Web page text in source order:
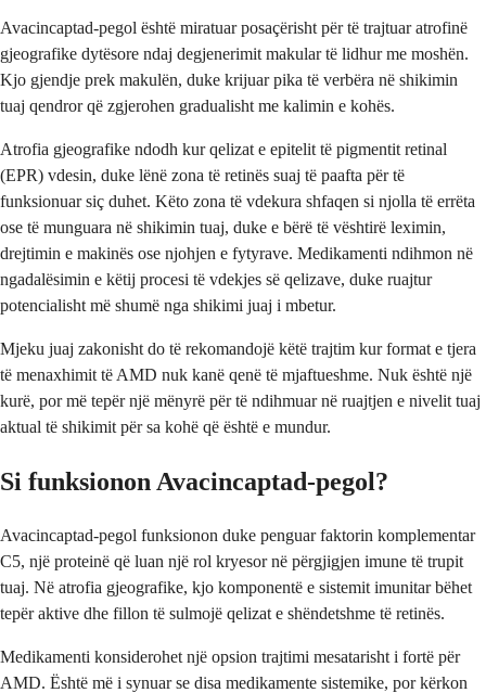
Avacincaptad-pegol është miratuar posaçërisht për të trajtuar atrofinë
gjeografike dytësore ndaj degjenerimit makular të lidhur me moshën.
Kjo gjendje prek makulën, duke krijuar pika të verbëra në shikimin
tuaj qendror që zgjerohen gradualisht me kalimin e kohës.
Atrofia gjeografike ndodh kur qelizat e epitelit të pigmentit retinal
(EPR) vdesin, duke lënë zona të retinës suaj të paafta për të
funksionuar siç duhet. Këto zona të vdekura shfaqen si njolla të errëta
ose të munguara në shikimin tuaj, duke e bërë të vështirë leximin,
drejtimin e makinës ose njohjen e fytyrave. Medikamenti ndihmon në
ngadalësimin e këtij procesi të vdekjes së qelizave, duke ruajtur
potencialisht më shumë nga shikimi juaj i mbetur.
Mjeku juaj zakonisht do të rekomandojë këtë trajtim kur format e tjera
të menaxhimit të AMD nuk kanë qenë të mjaftueshme. Nuk është një
kurë, por më tepër një mënyrë për të ndihmuar në ruajtjen e nivelit tuaj
aktual të shikimit për sa kohë që është e mundur.
Si funksionon Avacincaptad-pegol?
Avacincaptad-pegol funksionon duke penguar faktorin komplementar
C5, një proteinë që luan një rol kryesor në përgjigjen imune të trupit
tuaj. Në atrofia gjeografike, kjo komponentë e sistemit imunitar bëhet
tepër aktive dhe fillon të sulmojë qelizat e shëndetshme të retinës.
Medikamenti konsiderohet një opsion trajtimi mesatarisht i fortë për
AMD. Është më i synuar se disa medikamente sistemike, por kërkon